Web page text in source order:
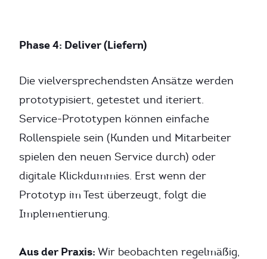
Phase 4: Deliver (Liefern)
Die vielversprechendsten Ansätze werden
prototypisiert, getestet und iteriert.
Service-Prototypen können einfache
Rollenspiele sein (Kunden und Mitarbeiter
spielen den neuen Service durch) oder
digitale Klickdummies. Erst wenn der
Prototyp im Test überzeugt, folgt die
Implementierung.
Aus der Praxis: Wir beobachten regelmäßig,